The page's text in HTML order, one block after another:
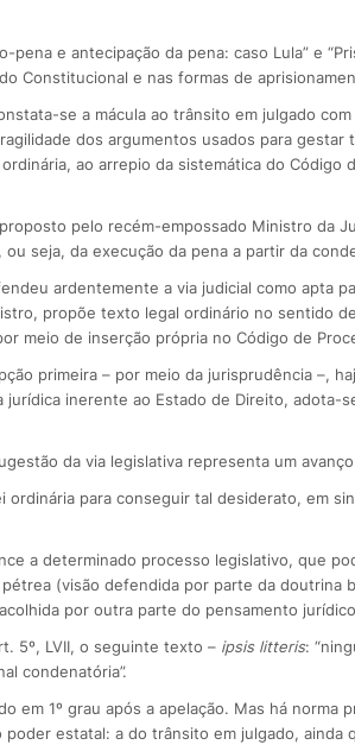
e antecipação da pena: caso Lula” e
Constitucional e nas formas de
se a mácula ao trânsito em julgado
dos argumentos usados para gestar
ao arrepio da sistemática do Código
pelo recém-empossado Ministro da
seja, da execução da pena a partir da
ardentemente a via judicial como apta
propõe texto legal ordinário no sentido
meio de inserção própria no Código de
primeira – por meio da jurisprudência –,
jurídica inerente ao Estado de Direito, adota-
da via legislativa representa um
para conseguir tal desiderato, em
a determinado processo legislativo, que
(visão defendida por parte da doutrina
por outra parte do pensamento
5º, LVII, o seguinte texto – ipsis litteris:
condenatória”.
em 1º grau após a apelação. Mas há norma
estatal: a do trânsito em julgado, ainda